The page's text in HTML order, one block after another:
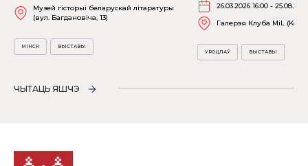
Музей гісторыі беларускай літаратуры
(вул. Багдановіча, 13)
МІНСК ВЫСТАВЫ
26.03.2026 16:00 -
Галерэя Клуба MiL
УРОЦЛАЎ ВЫСТАВЫ
ЧЫТАЦЬ ЯШЧЭ